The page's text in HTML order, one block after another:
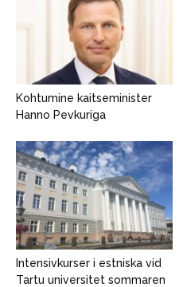
Kohtumine kaitseminister
Hanno Pevkuriga
Intensivkurser i estniska vid
Tartu universitet sommaren